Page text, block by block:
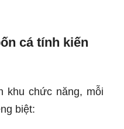
cá tính kiến
khu chức năng, mỗi
biệt: